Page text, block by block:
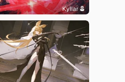
Kyllar